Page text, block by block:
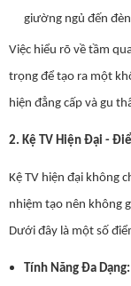
giường ngủ đến
Việc hiểu rõ về tầm
trọng để tạo ra một
hiện đẳng cấp và gu
2. Kệ TV Hiện Đại -
Kệ TV hiện đại không
nhiệm tạo nên không
Dưới đây là một số
Tính Năng Đa Dạng: